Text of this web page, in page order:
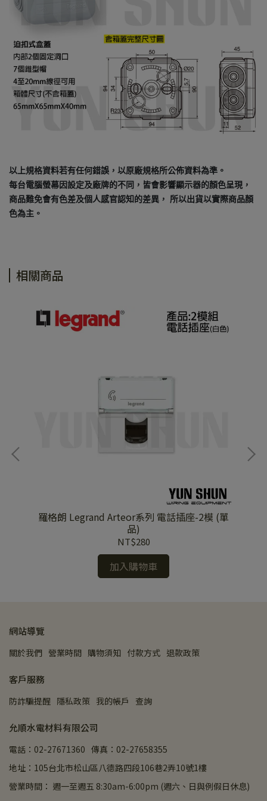
以上規格資料若有任何錯誤，以原廠規格所公佈資料為準。
每台電腦螢幕因設定及廠牌的不同，皆會影響顯示器的顏色呈現，
商品難免會有色差及個人感官認知的差異， 所以出貨以實際商品顏
色為主。
相關商品
羅格朗 Legrand Arteor系列 電話插座-2模 (單
品)
NT$280
加入購物車
網站導覽
關於我們 營業時間 購物須知 付款方式 退款政策
客戶服務
防詐騙提醒 隱私政策 我的帳戶 查詢
允順水電材料有限公司
電話：02-27671360 傳真：02-27658355
地址：105台北市松山區八德路四段106巷2弄10號1樓
營業時間： 週一至週五 8:30am-6:00pm (週六、日與例假日休息)